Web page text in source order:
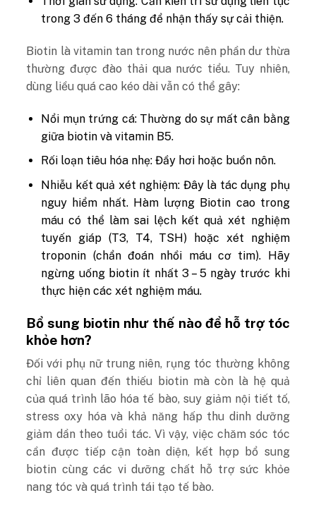
trong 3 đến 6 tháng để nhận thấy sự cải thiện.
Biotin là vitamin tan trong nước nên phần dư thừa
thường được đào thải qua nước tiểu. Tuy nhiên,
dùng liều quá cao kéo dài vẫn có thể gây:
Nổi mụn trứng cá: Thường do sự mất cân bằng
giữa biotin và vitamin B5.
Rối loạn tiêu hóa nhẹ:Đầy hơi hoặc buồn nôn.
Nhiễu kết quả xét nghiệm: Đây là tác dụng phụ
nguy hiểm nhất. Hàm lượng Biotin cao trong
máu có thể làm sai lệch kết quả xét nghiệm
tuyến giáp (T3, T4, TSH) hoặc xét nghiệm
troponin (chẩn đoán nhồi máu cơ tim). Hãy
ngừng uống biotin ít nhất 3 – 5 ngày trước khi
thực hiện các xét nghiệm máu.
Bổ sung biotin như thế nào để hỗ trợ tóc
khỏe hơn?
Đối với phụ nữ trung niên, rụng tóc thường không
chỉ liên quan đến thiếu biotin mà còn là hệ quả
của quá trình lão hóa tế bào, suy giảm nội tiết tố,
stress oxy hóa và khả năng hấp thu dinh dưỡng
giảm dần theo tuổi tác. Vì vậy, việc chăm sóc tóc
cần được tiếp cận toàn diện, kết hợp bổ sung
biotin cùng các vi dưỡng chất hỗ trợ sức khỏe
nang tóc và quá trình tái tạo tế bào.